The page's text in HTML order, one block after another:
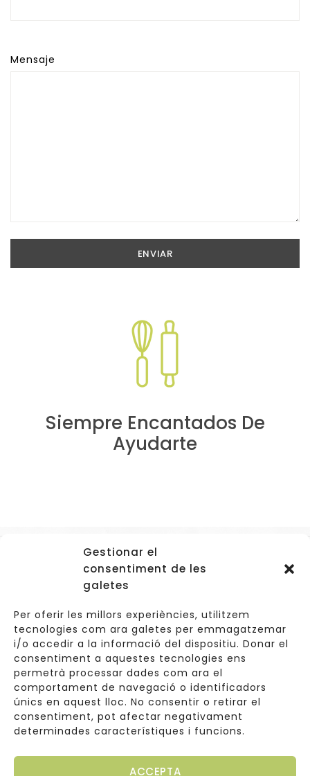
Gestionar el
consentiment de les
galetes
Per oferir les millors experiències, utilitzem
tecnologies com ara galetes per emmagatzemar
i/o accedir a la informació del dispositiu. Donar el
consentiment a aquestes tecnologies ens
permetrà processar dades com ara el
comportament de navegació o identificadors
únics en aquest lloc. No consentir o retirar el
consentiment, pot afectar negativament
determinades característiques i funcions.
ACCEPTA
Mensaje
Siempre Encantados De
Ayudarte
Carrer de Valldoreix 45, 08172 Sant Cugat del Vallès
933 157 807 | 691967537
info@cuinetes.shop